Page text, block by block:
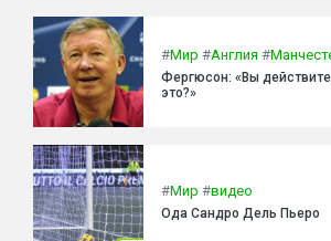
#Мир #Англия #
Фергюсон: «Вы
это?»
#Мир #видео
Ода Сандро Дель Пьеро